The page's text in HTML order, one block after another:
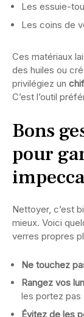
Les essuie-
Les coins de
Ces matériaux
des huiles ou
privilégiez un
C’est l’outil
Bons
pour
Nettoyer, c’est
mieux. Voici
verres propres
Ne touchez
Rangez vos
les portez pas
Évitez de les